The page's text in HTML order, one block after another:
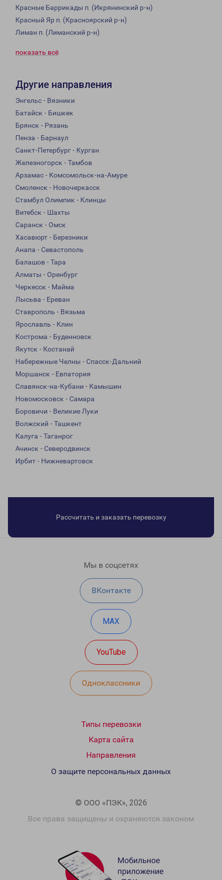
Красные Баррикады п. (Икрянинский р-н)
Красный Яр п. (Красноярский р-н)
Лиман п. (Лиманский р-н)
показать всё
Другие направления
Энгельс - Вязники
Батайск - Бишкек
Брянск - Рязань
Пенза - Барнаул
Санкт-Петербург - Курган
Железногорск - Тамбов
Арзамас - Комсомольск-на-Амуре
Смоленск - Новочеркасск
Стамбул Олимпик - Клинцы
Витебск - Шахты
Саранск - Омск
Хасавюрт - Березники
Анапа - Севастополь
Балашов - Тара
Алматы - Оренбург
Черкесск - Майма
Лысьва - Ереван
Ставрополь - Вязьма
Ярославль - Клин
Кострома - Буденновск
Якутск - Костанай
Набережные Челны - Спасск-Дальний
Моршанск - Евпатория
Славянск-на-Кубани - Камышин
Новомосковск - Самара
Боровичи - Великие Луки
Волжский - Ташкент
Калуга - Таганрог
Ачинск - Северодвинск
Ирбит - Нижневартовск
Рассчитать и заказать перевозку
Мы в соцсетях
ВКонтакте
MAX
YouTube
Одноклассники
Типы перевозки
Карта сайта
Направления
© ООО «ПЭК», 2026
Все права защищены и охраняются законом
О защите персональных данных